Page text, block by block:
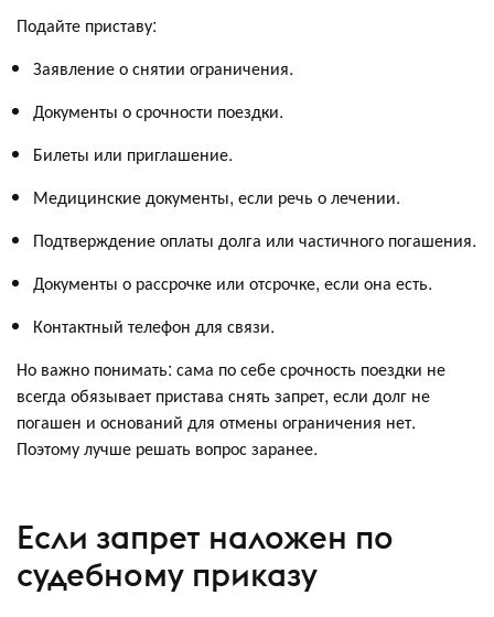
Подайте приставу:
Заявление о снятии ограничения.
Документы о срочности поездки.
Билеты или приглашение.
Медицинские документы, если речь о лечении.
Подтверждение оплаты долга или частичного погашения.
Документы о рассрочке или отсрочке, если она есть.
Контактный телефон для связи.
Но важно понимать: сама по себе срочность поездки не
всегда обязывает пристава снять запрет, если долг не
погашен и оснований для отмены ограничения нет.
Поэтому лучше решать вопрос заранее.
Если запрет наложен по
судебному приказу